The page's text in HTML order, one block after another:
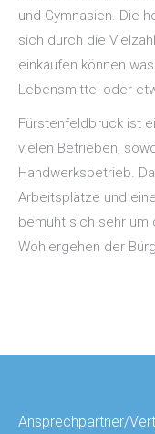
und Gymnasien. Die
sich durch die
einkaufen können
Lebensmittel oder
Fürstenfeldbruck ist
vielen Betrieben,
Handwerksbetrieb.
Arbeitsplätze und
bemüht sich sehr um
Wohlergehen der
Ansprechpartner/